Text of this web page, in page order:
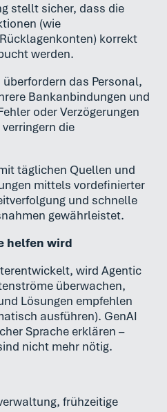
stellt sicher, dass die
(wie
korrekt
werden.
das Personal,
Bankanbindungen und
oder Verzögerungen
die
täglichen Quellen und
mittels vordefinierter
und schnelle
gewährleistet.
helfen wird
wird Agentic
überwachen,
Lösungen empfehlen
ausführen). GenAI
Sprache erklären –
nicht mehr nötig.
frühzeitige